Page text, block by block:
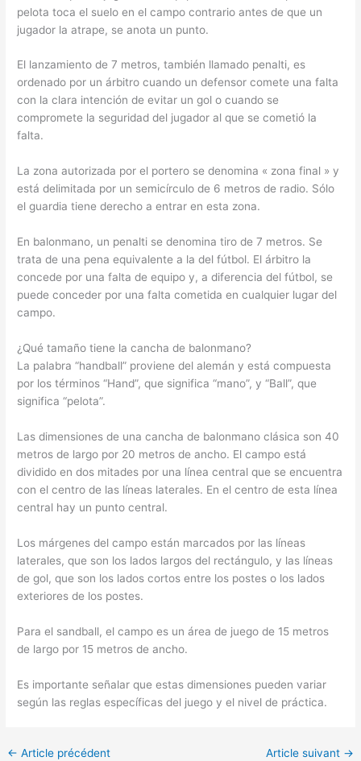
pelota toca el suelo en el campo contrario antes de que un
jugador la atrape, se anota un punto.
El lanzamiento de 7 metros, también llamado penalti, es
ordenado por un árbitro cuando un defensor comete una falta
con la clara intención de evitar un gol o cuando se
compromete la seguridad del jugador al que se cometió la
falta.
La zona autorizada por el portero se denomina « zona final » y
está delimitada por un semicírculo de 6 metros de radio. Sólo
el guardia tiene derecho a entrar en esta zona.
En balonmano, un penalti se denomina tiro de 7 metros. Se
trata de una pena equivalente a la del fútbol. El árbitro la
concede por una falta de equipo y, a diferencia del fútbol, ​​se
puede conceder por una falta cometida en cualquier lugar del
campo.
¿Qué tamaño tiene la cancha de balonmano?
La palabra “handball” proviene del alemán y está compuesta
por los términos “Hand”, que significa “mano”, y “Ball”, que
significa “pelota”.
Las dimensiones de una cancha de balonmano clásica son 40
metros de largo por 20 metros de ancho. El campo está
dividido en dos mitades por una línea central que se encuentra
con el centro de las líneas laterales. En el centro de esta línea
central hay un punto central.
Los márgenes del campo están marcados por las líneas
laterales, que son los lados largos del rectángulo, y las líneas
de gol, que son los lados cortos entre los postes o los lados
exteriores de los postes.
Para el sandball, el campo es un área de juego de 15 metros
de largo por 15 metros de ancho.
Es importante señalar que estas dimensiones pueden variar
según las reglas específicas del juego y el nivel de práctica.
← Article précédent Article suivant →